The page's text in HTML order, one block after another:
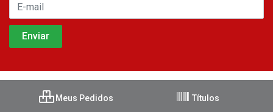
Meus Pedidos Títulos